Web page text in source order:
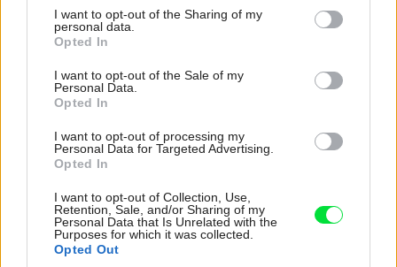
not limited to your visit or usage behaviour. You may click to
grant or deny consent to Google and its third-party tags to
use your data for below specified purposes in below Google
consent section.
I want to opt-out of the Sharing of my
personal data.
Opted In
I want to opt-out of the Sale of my
Personal Data.
Opted In
I want to opt-out of processing my
Personal Data for Targeted Advertising.
Opted In
I want to opt-out of Collection, Use,
Retention, Sale, and/or Sharing of my
Personal Data that Is Unrelated with the
Purposes for which it was collected.
Opted Out